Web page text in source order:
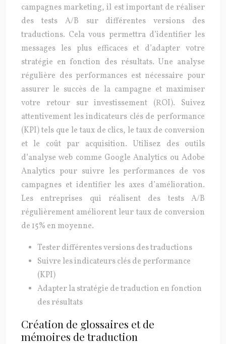
campagnes marketing, il est important de réaliser
des tests A/B sur différentes versions des
traductions. Cela vous permettra d’identifier les
messages les plus efficaces et d’adapter votre
stratégie en fonction des résultats. Une analyse
régulière des performances est nécessaire pour
assurer le succès de la campagne et maximiser
votre retour sur investissement (ROI). Suivez
attentivement les indicateurs clés de performance
(KPI) tels que le taux de clics, le taux de conversion
et le coût par acquisition. Utilisez des outils
d’analyse web comme Google Analytics ou Adobe
Analytics pour suivre les performances de vos
campagnes et identifier les axes d’amélioration.
Les entreprises qui réalisent des tests A/B
régulièrement améliorent leur taux de conversion
de 15% en moyenne.
Tester différentes versions des traductions
Suivre les indicateurs clés de performance
(KPI)
Adapter la stratégie de traduction en fonction
des résultats
Création de glossaires et de
mémoires de traduction